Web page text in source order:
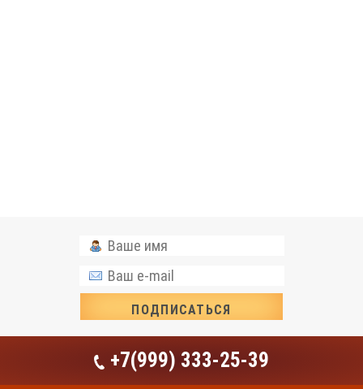
+7(999) 333-25-39